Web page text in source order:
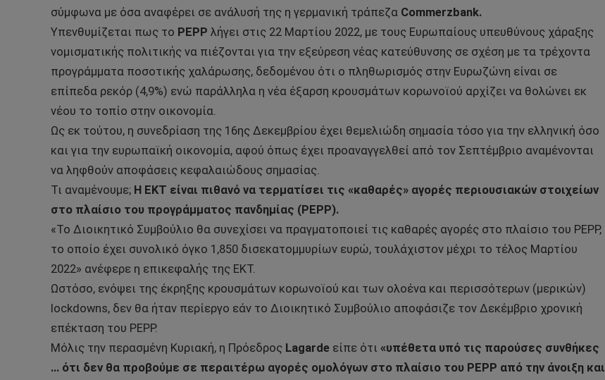
σύμφωνα με όσα αναφέρει σε ανάλυσή της η γερμανική τράπεζα Commerzbank.
Υπενθυμίζεται πως το PEPP λήγει στις 22 Μαρτίου 2022, με τους Ευρωπαίους υπευθύνους χάραξης
νομισματικής πολιτικής να πιέζονται για την εξεύρεση νέας κατεύθυνσης σε σχέση με τα τρέχοντα
προγράμματα ποσοτικής χαλάρωσης, δεδομένου ότι ο πληθωρισμός στην Ευρωζώνη είναι σε
επίπεδα ρεκόρ (4,9%) ενώ παράλληλα η νέα έξαρση κρουσμάτων κορωνοϊού αρχίζει να θολώνει εκ
νέου το τοπίο στην οικονομία.
Ως εκ τούτου, η συνεδρίαση της 16ης Δεκεμβρίου έχει θεμελιώδη σημασία τόσο για την ελληνική όσο
και για την ευρωπαϊκή οικονομία, αφού όπως έχει προαναγγελθεί από τον Σεπτέμβριο αναμένονται
να ληφθούν αποφάσεις κεφαλαιώδους σημασίας.
Τι αναμένουμε; Η ΕΚΤ είναι πιθανό να τερματίσει τις «καθαρές» αγορές περιουσιακών στοιχείων
στο πλαίσιο του προγράμματος πανδημίας (PEPP).
«Το Διοικητικό Συμβούλιο θα συνεχίσει να πραγματοποιεί τις καθαρές αγορές στο πλαίσιο του PEPP,
το οποίο έχει συνολικό όγκο 1,850 δισεκατομμυρίων ευρώ, τουλάχιστον μέχρι το τέλος Μαρτίου
2022» ανέφερε η επικεφαλής της ΕΚΤ.
Ωστόσο, ενόψει της έκρηξης κρουσμάτων κορωνοϊού και των ολοένα και περισσότερων (μερικών)
lockdowns, δεν θα ήταν περίεργο εάν το Διοικητικό Συμβούλιο αποφάσιζε τον Δεκέμβριο χρονική
επέκταση του PEPP.
Μόλις την περασμένη Κυριακή, η Πρόεδρος Lagarde είπε ότι «υπέθετα υπό τις παρούσες συνθήκες
… ότι δεν θα προβούμε σε περαιτέρω αγορές ομολόγων στο πλαίσιο του PEPP από την άνοιξη και